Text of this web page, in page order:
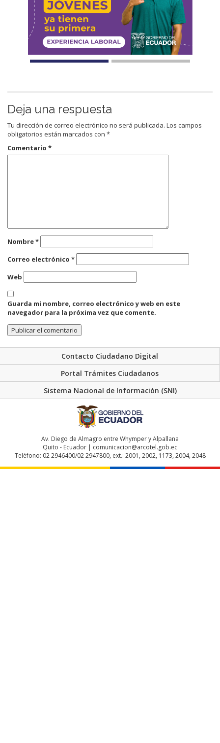
Deja una respuesta
Tu dirección de correo electrónico no será publicada. Los campos
obligatorios están marcados con *
Comentario *
Nombre*
Correo electrónico *
Web
Guarda mi nombre, correo electrónico y web en este
navegador para la próxima vez que comente.
Contacto Ciudadano Digital
Portal Trámites Ciudadanos
Sistema Nacional de Información (SNI)
Av. Diego de Almagro entre Whymper y Alpallana
Quito - Ecuador | comunicacion@arcotel.gob.ec
Teléfono: 02 2946400/02 2947800, ext.: 2001, 2002, 1173, 2004, 2048